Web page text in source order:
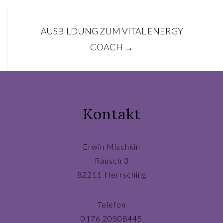
AUSBILDUNG ZUM VITAL ENERGY
COACH →
Kontakt
Erwin Mischkin
Rausch 3
82211 Herrsching
Telefon
0176 20508445